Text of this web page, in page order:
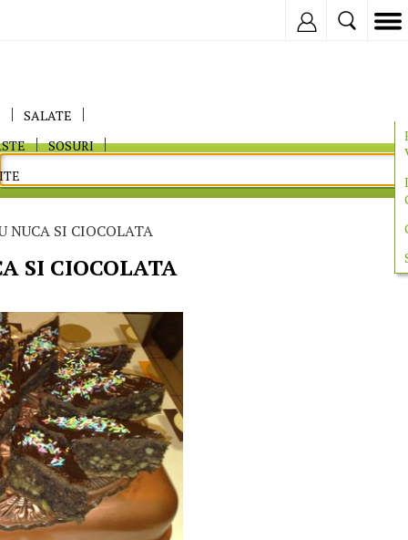
SALATE
SOSURI
NUCA SI CIOCOLATA
SI CIOCOLATA